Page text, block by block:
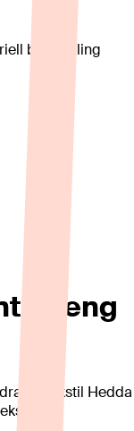
behandling
Tekstil Hedda
gavl.